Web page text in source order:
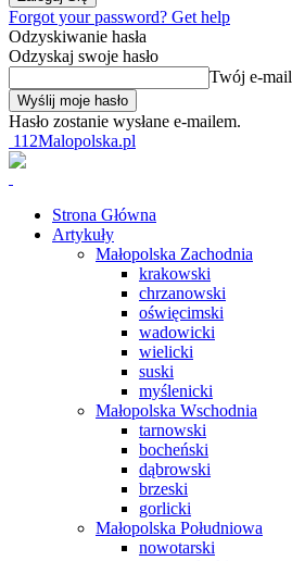
Forgot your password? Get help
Odzyskiwanie hasła
Odzyskaj swoje hasło
Twój e-mail
Hasło zostanie wysłane e-mailem.
112Malopolska.pl
Strona Główna
Artykuły
Małopolska Zachodnia
krakowski
chrzanowski
oświęcimski
wadowicki
wielicki
suski
myślenicki
Małopolska Wschodnia
tarnowski
bocheński
dąbrowski
brzeski
gorlicki
Małopolska Południowa
nowotarski